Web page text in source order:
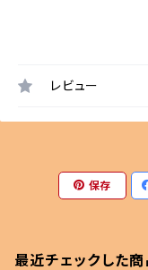
レビュー
保存
最近チェックした商